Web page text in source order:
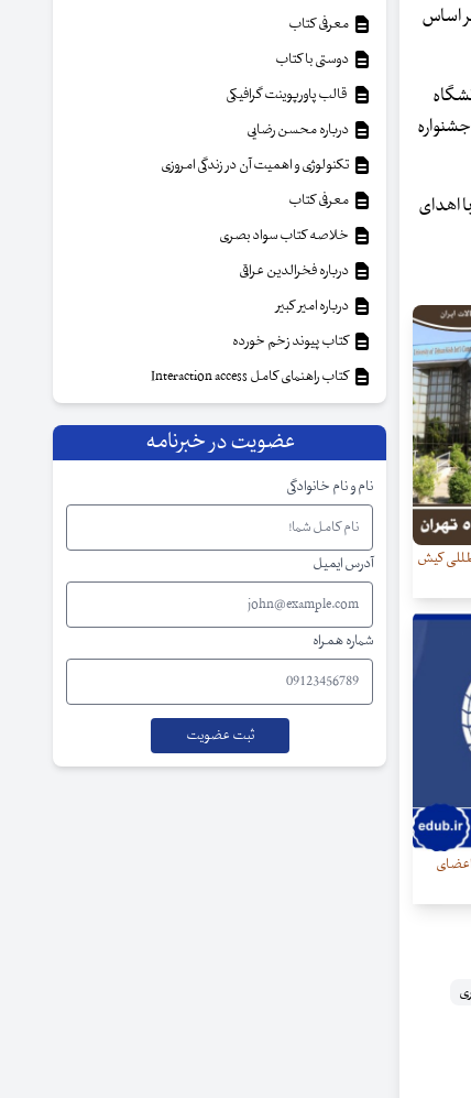
اساس
برای سی‌امین دوره جشنواره
اهدای
کیش
معرفی کتاب
دوستی با کتاب
قالب پاورپوینت گرافیکی
درباره محسن رضایی
تکنولوژی و اهمیت آن در زندگی امروزی
معرفی کتاب
خلاصه کتاب سواد بصری
درباره فخرالدین عراقی
درباره امیر کبیر
کتاب پیوند زخم خورده
کتاب راهنمای کامل Interaction access
عضویت در خبرنامه
نام و نام خانوادگی
آدرس ایمیل
شماره همراه